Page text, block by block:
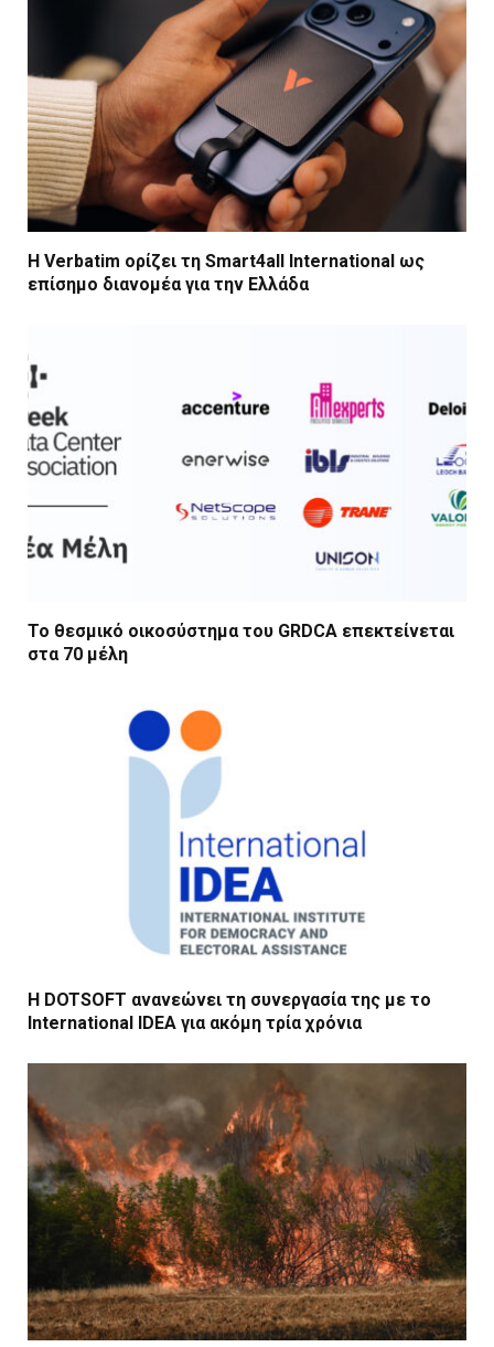
Η Verbatim ορίζει τη Smart4all International ως
επίσημο διανομέα για την Ελλάδα
Το θεσμικό οικοσύστημα του GRDCA επεκτείνεται
στα 70 μέλη
Η DOTSOFT ανανεώνει τη συνεργασία της με το
International IDEA για ακόμη τρία χρόνια